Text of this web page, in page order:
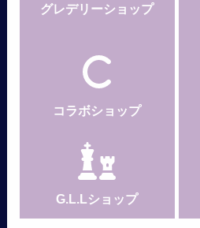
グレデリーショップ
コラボショップ
G.L.Lショップ